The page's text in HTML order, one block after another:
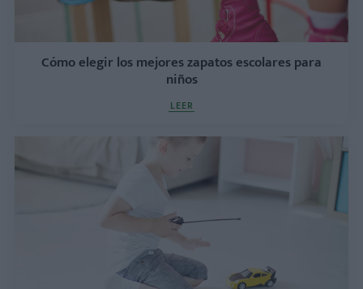
Cómo elegir los mejores zapatos escolares para
niños
LEER